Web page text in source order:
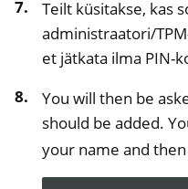
Teilt küsitakse, kas
administraatori/
et jätkata ilma PIN-
You will then be
should be added.
your name and